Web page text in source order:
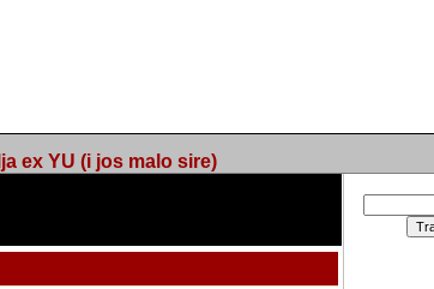
ex YU (i jos malo sire)